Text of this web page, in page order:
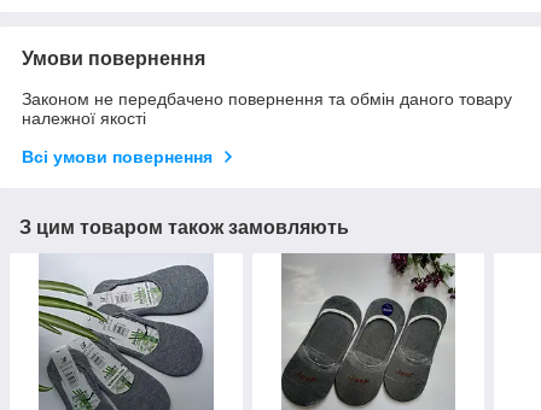
Умови повернення
Законом не передбачено повернення та обмін даного товару
належної якості
Всі умови повернення
З цим товаром також замовляють